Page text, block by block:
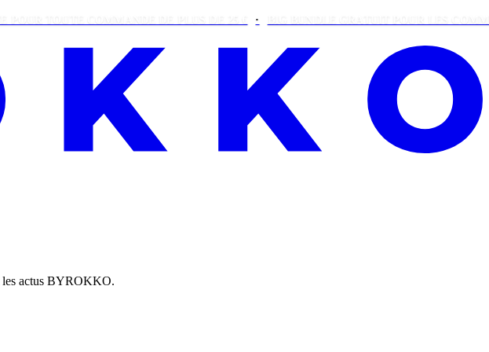
COMMANDE DE PLUS DE 25 € BIG BUNDLE GRATUIT POUR LES COMMANDES
les actus BYROKKO.